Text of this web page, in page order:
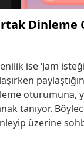
Dinleme
ise ‘Jam
oturumuna,
tanıyor.
üzerine